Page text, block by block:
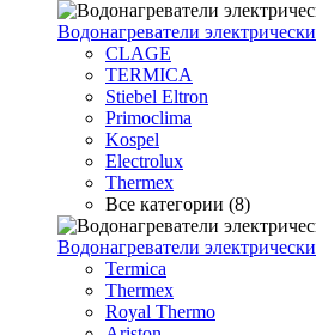
Водонагреватeли
CLAGE
TERMICA
Stiebel Eltron
Primoclima
Kospel
Electrolux
Thermex
Все категории (8)
Водонагреватели
Termica
Thermex
Royal Thermo